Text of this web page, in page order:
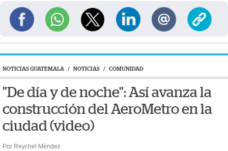
NOTICIAS GUATEMALA / NOTICIAS / COMUNIDAD
"De día y de noche": Así avanza la
construcción del AeroMetro en la
ciudad (video)
Por Reychel Méndez